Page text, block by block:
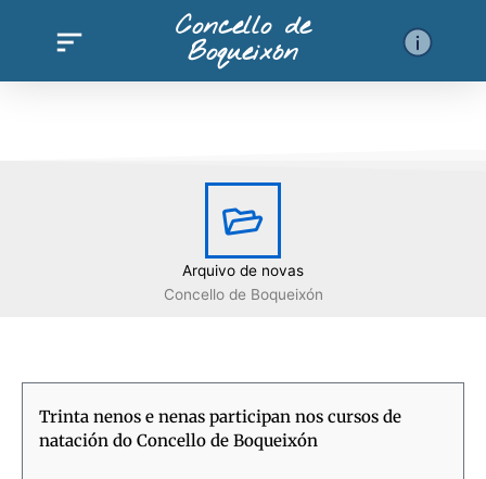
Concello de
Boqueixón
Arquivo de novas
Concello de Boqueixón
Trinta nenos e nenas participan nos cursos de
natación do Concello de Boqueixón